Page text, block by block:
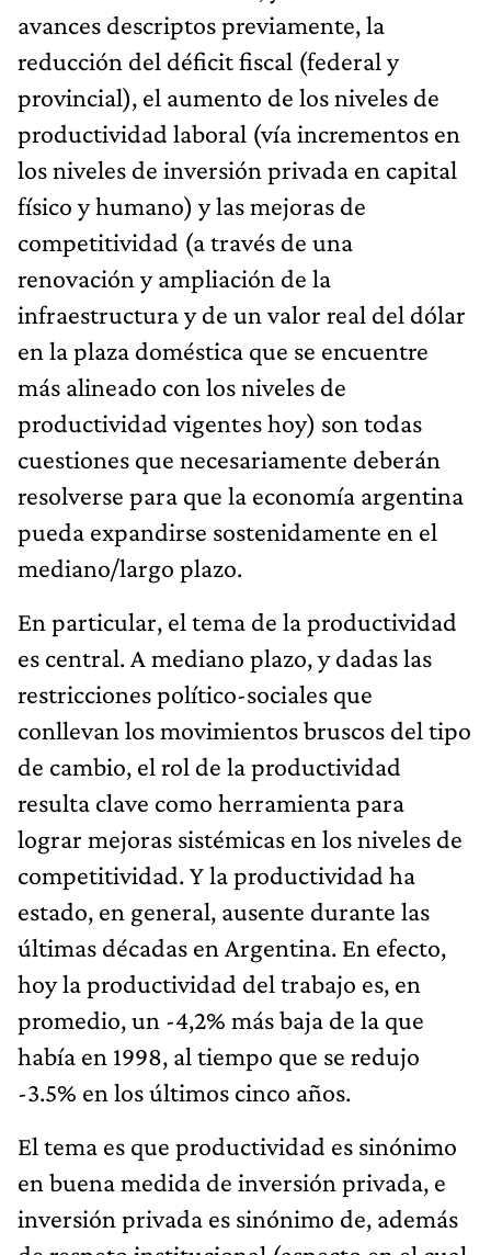
avances descriptos previamente, la
reducción del déficit fiscal (federal y
provincial), el aumento de los niveles de
productividad laboral (vía incrementos en
los niveles de inversión privada en capital
físico y humano) y las mejoras de
competitividad (a través de una
renovación y ampliación de la
infraestructura y de un valor real del dólar
en la plaza doméstica que se encuentre
más alineado con los niveles de
productividad vigentes hoy) son todas
cuestiones que necesariamente deberán
resolverse para que la economía argentina
pueda expandirse sostenidamente en el
mediano/largo plazo.
En particular, el tema de la productividad
es central. A mediano plazo, y dadas las
restricciones político-sociales que
conllevan los movimientos bruscos del tipo
de cambio, el rol de la productividad
resulta clave como herramienta para
lograr mejoras sistémicas en los niveles de
competitividad. Y la productividad ha
estado, en general, ausente durante las
últimas décadas en Argentina. En efecto,
hoy la productividad del trabajo es, en
promedio, un -4,2% más baja de la que
había en 1998, al tiempo que se redujo
-3.5% en los últimos cinco años.
El tema es que productividad es sinónimo
en buena medida de inversión privada, e
inversión privada es sinónimo de, además